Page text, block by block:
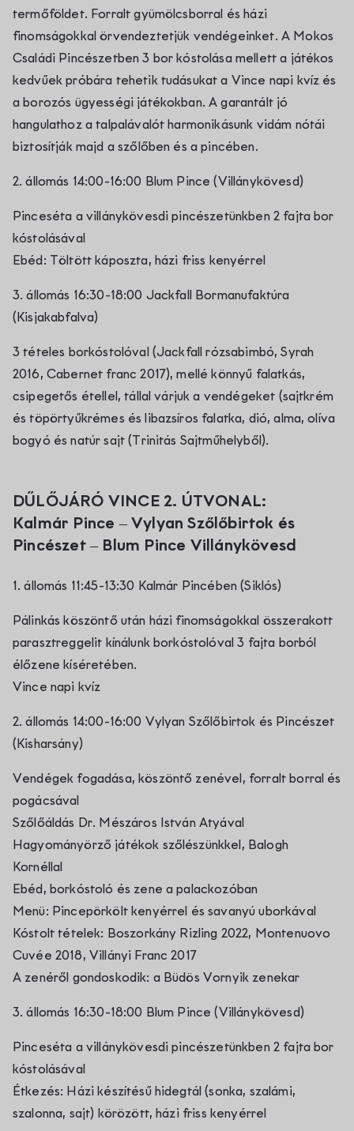
termőföldet. Forralt gyümölcsborral és házi
finomságokkal örvendeztetjük vendégeinket. A Mokos
Családi Pincészetben 3 bor kóstolása mellett a játékos
kedvűek próbára tehetik tudásukat a Vince napi kvíz és
a borozós ügyességi játékokban. A garantált jó
hangulathoz a talpalávalót harmonikásunk vidám nótái
biztosítják majd a szőlőben és a pincében.
2. állomás 14:00-16:00 Blum Pince (Villánykövesd)
Pinceséta a villánykövesdi pincészetünkben 2 fajta bor
kóstolásával
Ebéd: Töltött káposzta, házi friss kenyérrel
3. állomás 16:30-18:00 Jackfall Bormanufaktúra
(Kisjakabfalva)
3 tételes borkóstolóval (Jackfall rózsabimbó, Syrah
2016, Cabernet franc 2017), mellé könnyű falatkás,
csipegetős étellel, tállal várjuk a vendégeket (sajtkrém
és töpörtyűkrémes és libazsíros falatka, dió, alma, olíva
bogyó és natúr sajt (Trinitás Sajtműhelyből).
DŰLŐJÁRÓ VINCE 2. ÚTVONAL:
Kalmár Pince –Vylyan Szőlőbirtok és
Pincészet– Blum Pince Villánykövesd
1. állomás 11:45-13:30 Kalmár Pincében (Siklós)
Pálinkás köszöntő után házi finomságokkal összerakott
parasztreggelit kínálunk borkóstolóval 3 fajta borból
élőzene kíséretében.
Vince napi kvíz
2. állomás 14:00-16:00 Vylyan Szőlőbirtok és Pincészet
(Kisharsány)
Vendégek fogadása, köszöntő zenével, forralt borral és
pogácsával
Szőlőáldás Dr. Mészáros István Atyával
Hagyományörző játékok szőlészünkkel, Balogh
Kornéllal
Ebéd, borkóstoló és zene a palackozóban
Menü: Pincepörkölt kenyérrel és savanyú uborkával
Kóstolt tételek: Boszorkány Rizling 2022, Montenuovo
Cuvée 2018, Villányi Franc 2017
A zenéről gondoskodik: a Büdös Vornyik zenekar
3. állomás 16:30-18:00 Blum Pince (Villánykövesd)
Pinceséta a villánykövesdi pincészetünkben 2 fajta bor
kóstolásával
Étkezés: Házi készítésű hidegtál (sonka, szalámi,
szalonna, sajt) körözött, házi friss kenyérrel